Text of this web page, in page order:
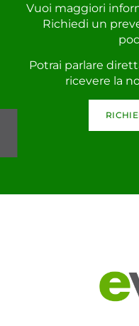
Vuoi maggiori
Richiedi un
Potrai parlare
ricevere la